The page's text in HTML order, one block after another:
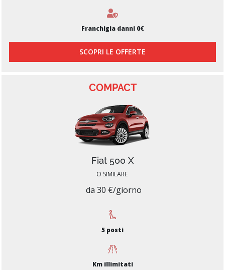
Franchigia danni 0€
SCOPRI LE OFFERTE
COMPACT
Fiat 500 X
O SIMILARE
da 30 €/giorno
5 posti
Km illimitati